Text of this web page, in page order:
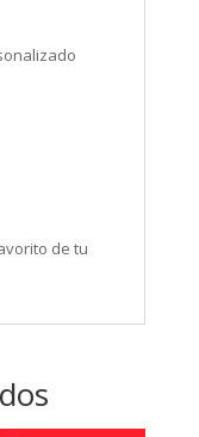
de tu